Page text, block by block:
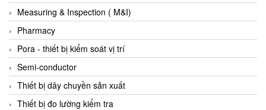
Fireye
Fischer
Fisher
FISO Vietnam
FLENDER
Flexaust
Measuring & Inspection ( M&I)
Pharmacy
Pora - thiết bị kiểm soát vị trí
Semi-conductor
Thiết bị dây chuyền sản xuất
Thiết bị đo lường kiểm tra